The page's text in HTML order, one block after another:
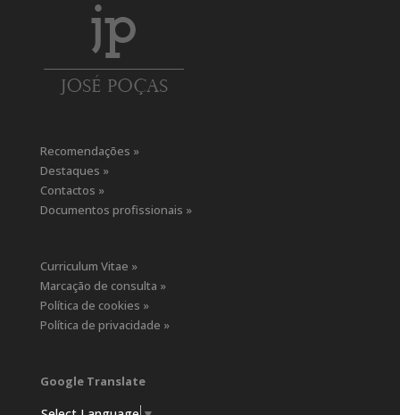
Recomendações »
Destaques »
Contactos »
Documentos profissionais »
Curriculum Vitae »
Marcação de consulta »
Política de cookies »
Política de privacidade »
Google Translate